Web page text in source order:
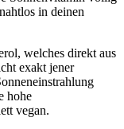
in deinen
welches direkt aus
exakt jener
hohe
vegan.